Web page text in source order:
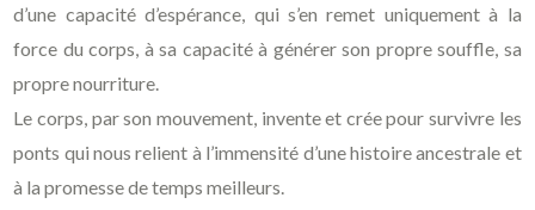
d’une capacité d’espérance, qui s’en remet uniquement à la
force du corps, à sa capacité à générer son propre souffle, sa
propre nourriture.
Le corps, par son mouvement, invente et crée pour survivre les
ponts qui nous relient à l’immensité d’une histoire ancestrale et
à la promesse de temps meilleurs.